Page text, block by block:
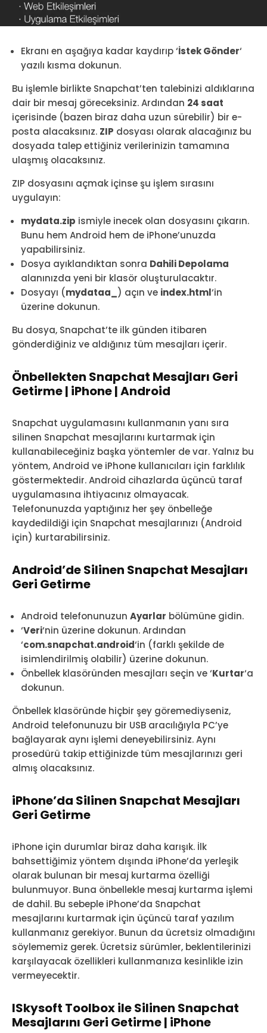
Ekranı en aşağıya kadar kaydırıp ‘İstek Gönder‘
yazılı kısma dokunun.
Bu işlemle birlikte Snapchat’ten talebinizi aldıklarına
dair bir mesaj göreceksiniz. Ardından 24 saat
içerisinde (bazen biraz daha uzun sürebilir) bir e-
posta alacaksınız. ZIP dosyası olarak alacağınız bu
dosyada talep ettiğiniz verilerinizin tamamına
ulaşmış olacaksınız.
ZIP dosyasını açmak içinse şu işlem sırasını
uygulayın:
mydata.zip ismiyle inecek olan dosyasını çıkarın.
Bunu hem Android hem de iPhone’unuzda
yapabilirsiniz.
Dosya ayıklandıktan sonra Dahili Depolama
alanınızda yeni bir klasör oluşturulacaktır.
Dosyayı (mydataa_ ) açın ve index.html‘in
üzerine dokunun.
Bu dosya, Snapchat’te ilk günden itibaren
gönderdiğiniz ve aldığınız tüm mesajları içerir.
Önbellekten Snapchat Mesajları Geri
Getirme | iPhone | Android
Snapchat uygulamasını kullanmanın yanı sıra
silinen Snapchat mesajlarını kurtarmak için
kullanabileceğiniz başka yöntemler de var. Yalnız bu
yöntem, Android ve iPhone kullanıcıları için farklılık
göstermektedir. Android cihazlarda üçüncü taraf
uygulamasına ihtiyacınız olmayacak.
Telefonunuzda yaptığınız her şey önbelleğe
kaydedildiği için Snapchat mesajlarınızı (Android
için) kurtarabilirsiniz.
Android’de Silinen Snapchat Mesajları
Geri Getirme
Android telefonunuzun Ayarlar bölümüne gidin.
‘Veri‘nin üzerine dokunun. Ardından
‘com.snapchat.android‘in (farklı şekilde de
isimlendirilmiş olabilir) üzerine dokunun.
Önbellek klasöründen mesajları seçin ve ‘Kurtar‘a
dokunun.
Önbellek klasöründe hiçbir şey göremediyseniz,
Android telefonunuzu bir USB aracılığıyla PC’ye
bağlayarak aynı işlemi deneyebilirsiniz. Aynı
prosedürü takip ettiğinizde tüm mesajlarınızı geri
almış olacaksınız.
iPhone’da Silinen Snapchat Mesajları
Geri Getirme
iPhone için durumlar biraz daha karışık. İlk
bahsettiğimiz yöntem dışında iPhone’da yerleşik
olarak bulunan bir mesaj kurtarma özelliği
bulunmuyor. Buna önbellekle mesaj kurtarma işlemi
de dahil. Bu sebeple iPhone’da Snapchat
mesajlarını kurtarmak için üçüncü taraf yazılım
kullanmanız gerekiyor. Bunun da ücretsiz olmadığını
söylememiz gerek. Ücretsiz sürümler, beklentilerinizi
karşılayacak özellikleri kullanmanıza kesinlikle izin
vermeyecektir.
ISkysoft Toolbox ile Silinen Snapchat
Mesajlarını Geri Getirme | iPhone